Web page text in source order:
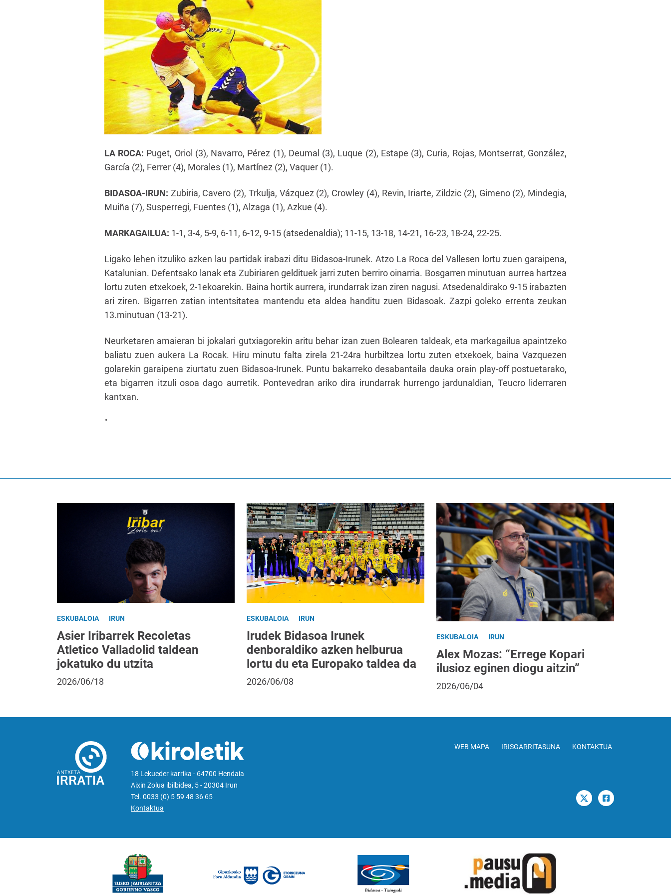
LA ROCA: Puget, Oriol (3), Navarro, Pérez (1), Deumal (3), Luque (2), Estape (3), Curia, Rojas, Montserrat, González,
García (2), Ferrer (4), Morales (1), Martínez (2), Vaquer (1).
BIDASOA-IRUN: Zubiria, Cavero (2), Trkulja, Vázquez (2), Crowley (4), Revin, Iriarte, Zildzic (2), Gimeno (2), Mindegia,
Muiña (7), Susperregi, Fuentes (1), Alzaga (1), Azkue (4).
MARKAGAILUA: 1-1, 3-4, 5-9, 6-11, 6-12, 9-15 (atsedenaldia); 11-15, 13-18, 14-21, 16-23, 18-24, 22-25.
Ligako lehen itzuliko azken lau partidak irabazi ditu Bidasoa-Irunek. Atzo La Roca del Vallesen lortu zuen garaipena,
Katalunian. Defentsako lanak eta Zubiriaren geldituek jarri zuten berriro oinarria. Bosgarren minutuan aurrea hartzea
lortu zuten etxekoek, 2-1ekoarekin. Baina hortik aurrera, irundarrak izan ziren nagusi. Atsedenaldirako 9-15 irabazten
ari ziren. Bigarren zatian intentsitatea mantendu eta aldea handitu zuen Bidasoak. Zazpi goleko errenta zeukan
13.minutuan (13-21).
Neurketaren amaieran bi jokalari gutxiagorekin aritu behar izan zuen Bolearen taldeak, eta markagailua apaintzeko
baliatu zuen aukera La Rocak. Hiru minutu falta zirela 21-24ra hurbiltzea lortu zuten etxekoek, baina Vazquezen
golarekin garaipena ziurtatu zuen Bidasoa-Irunek. Puntu bakarreko desabantaila dauka orain play-off postuetarako,
eta bigarren itzuli osoa dago aurretik. Pontevedran ariko dira irundarrak hurrengo jardunaldian, Teucro liderraren
kantxan.
"
ESKUBALOIA IRUN
Asier Iribarrek Recoletas
Atletico Valladolid taldean
jokatuko du utzita
2026/06/18
ESKUBALOIA IRUN
Irudek Bidasoa Irunek
denboraldiko azken helburua
lortu du eta Europako taldea da
2026/06/08
ESKUBALOIA IRUN
Alex Mozas: “Errege Kopari
ilusioz eginen diogu aitzin”
2026/06/04
18 Lekueder karrika - 64700 Hendaia
Aixin Zolua ibilbidea, 5 - 20304 Irun
Tel. 0033 (0) 5 59 48 36 65
Kontaktua
WEB MAPA IRISGARRITASUNA KONTAKTUA